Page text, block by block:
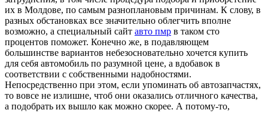
их в Молдове, по самым разноплановым причинам. К слову, в
разных обстановках все значительно облегчить вполне
возможно, а специальный сайт авто пмр в таком сто
процентов поможет. Конечно же, в подавляющем
большинстве вариантов небезосновательно хочется купить
для себя автомобиль по разумной цене, а вдобавок в
соответствии с собственными надобностями.
Непосредственно при этом, если упоминать об автозапчастях,
то вовсе не излишне, чтоб они оказались отличного качества,
а подобрать их вышло как можно скорее. А потому-то,